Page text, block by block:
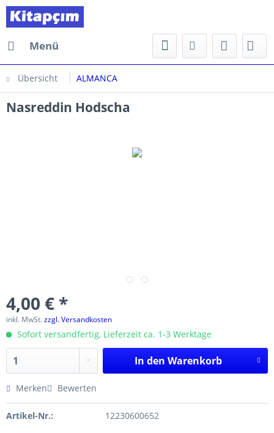
Menü
Übersicht ALMANCA
Nasreddin Hodscha
4,00 € *
inkl. MwSt.zzgl. Versandkosten
Sofort versandfertig, Lieferzeit ca. 1-3 Werktage
In den Warenkorb
Merken Bewerten
Artikel-Nr.: 12230600652